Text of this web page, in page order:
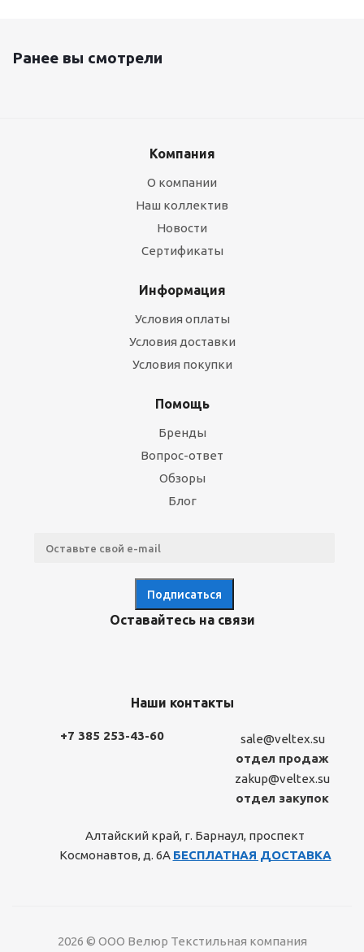
Ранее вы смотрели
Компания
О компании
Наш коллектив
Новости
Сертификаты
Информация
Условия оплаты
Условия доставки
Условия покупки
Помощь
Бренды
Вопрос-ответ
Обзоры
Блог
Оставайтесь на связи
Наши контакты
+7 385 253-43-60
sale@veltex.su
отдел продаж
zakup@veltex.su
отдел закупок
Алтайский край, г. Барнаул, проспект
Космонавтов, д. 6А БЕСПЛАТНАЯ ДОСТАВКА
2026 © ООО Велюр Текстильная компания